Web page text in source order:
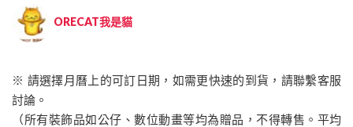
ORECAT我是貓
※ 請選擇月曆上的可訂日期，如需更快速的到貨，請聯繫客服
討論。
（所有裝飾品如公仔、數位動畫等均為贈品，不得轉售。平均